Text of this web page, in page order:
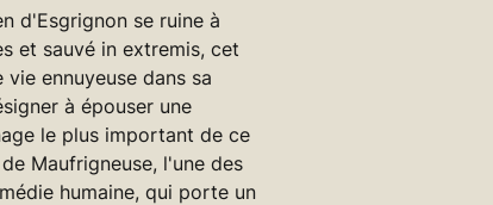
d'Esgrignon se ruine à
et sauvé in extremis, cet
ennuyeuse dans sa
à épouser une
le plus important de ce
Maufrigneuse, l'une des
humaine, qui porte un